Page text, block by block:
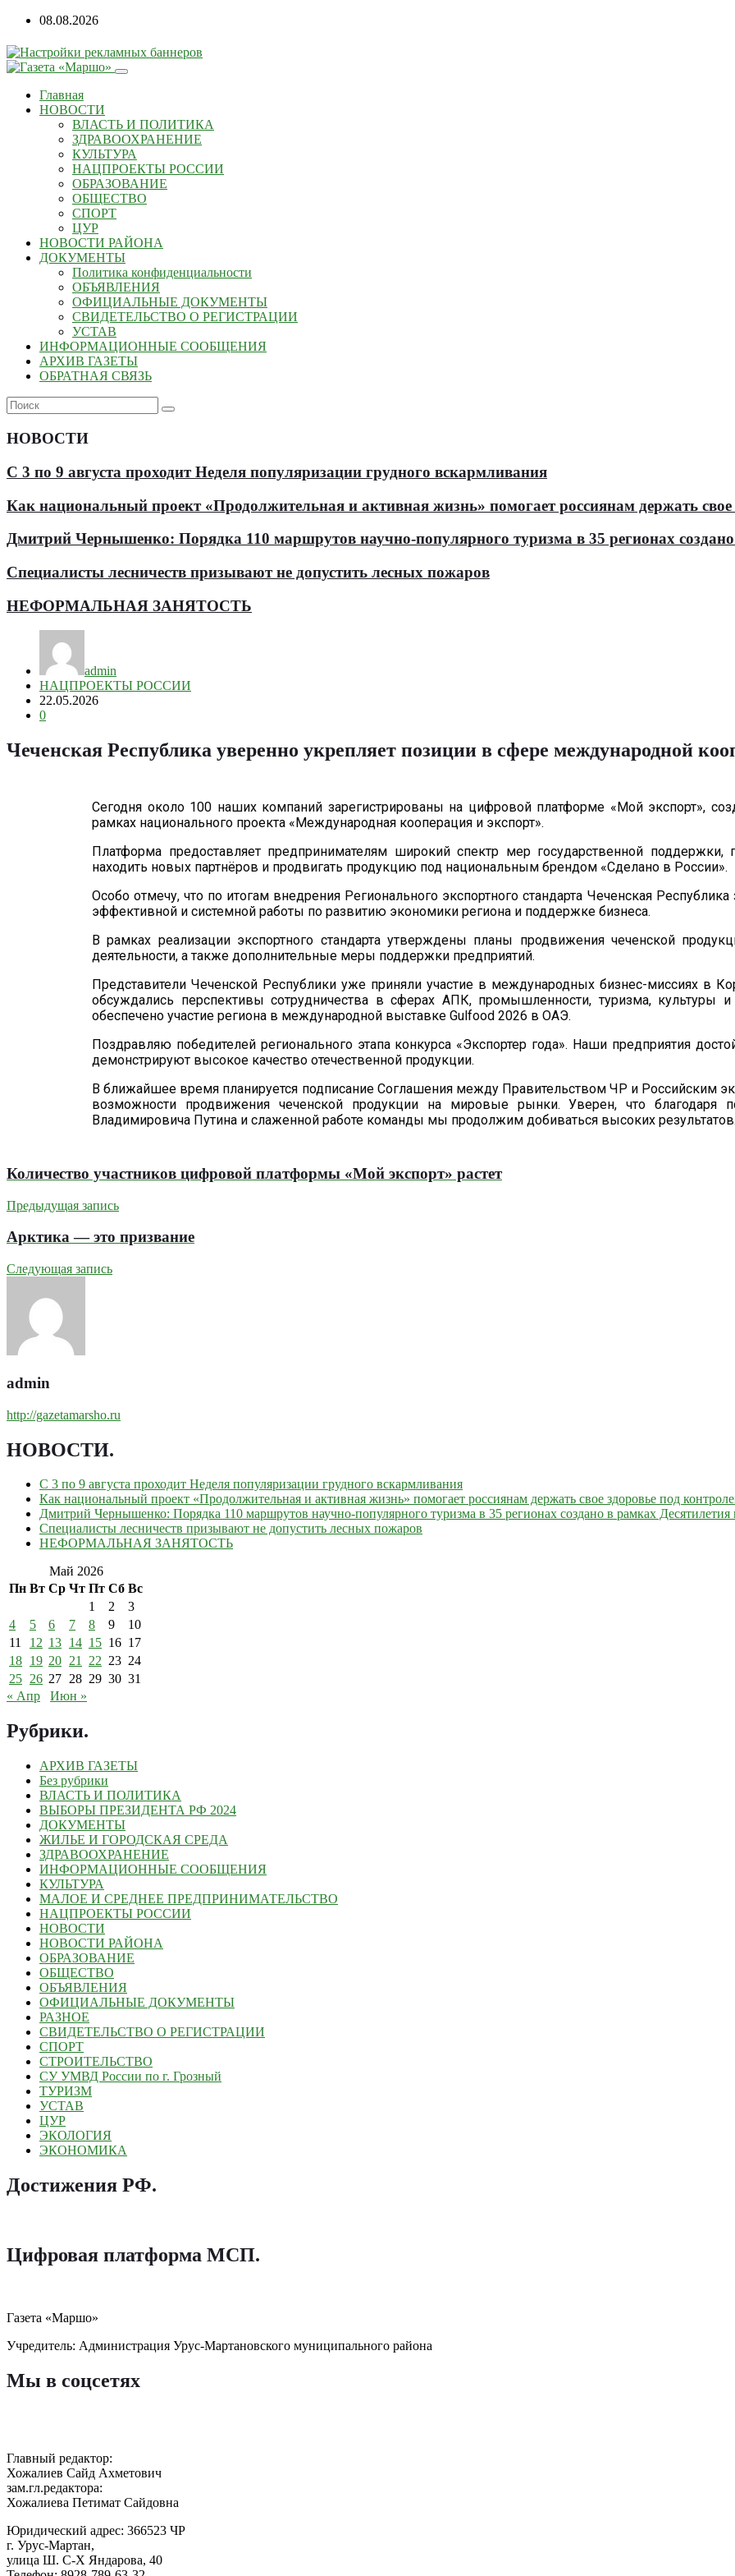
08.08.2026
Главная
НОВОСТИ
ВЛАСТЬ И ПОЛИТИКА
ЗДРАВООХРАНЕНИЕ
КУЛЬТУРА
НАЦПРОЕКТЫ РОССИИ
ОБРАЗОВАНИЕ
ОБЩЕСТВО
СПОРТ
ЦУР
НОВОСТИ РАЙОНА
ДОКУМЕНТЫ
Политика конфиденциальности
ОБЪЯВЛЕНИЯ
ОФИЦИАЛЬНЫЕ ДОКУМЕНТЫ
СВИДЕТЕЛЬСТВО О РЕГИСТРАЦИИ
УСТАВ
ИНФОРМАЦИОННЫЕ СООБЩЕНИЯ
АРХИВ ГАЗЕТЫ
ОБРАТНАЯ СВЯЗЬ
НОВОСТИ
С 3 по 9 августа проходит Неделя популяризации грудного вскармливания
Как национальный проект «Продолжительная и активная жизнь» помогает россиянам держать свое
Дмитрий Чернышенко: Порядка 110 маршрутов научно-популярного туризма в 35 регионах
Специалисты лесничеств призывают не допустить лесных пожаров
НЕФОРМАЛЬНАЯ ЗАНЯТОСТЬ
admin
НАЦПРОЕКТЫ РОССИИ
22.05.2026
0
Чеченская Республика уверенно укрепляет позиции в сфере международной
Сегодня около 100 наших компаний зарегистрированы на цифровой платформе «Мой экспорт»,
рамках национального проекта «Международная кооперация и экспорт».
Платформа предоставляет предпринимателям широкий спектр мер государственной
находить новых партнёров и продвигать продукцию под национальным брендом «Сделано в России».
Особо отмечу, что по итогам внедрения Регионального экспортного стандарта Чеченская
эффективной и системной работы по развитию экономики региона и поддержке бизнеса.
В рамках реализации экспортного стандарта утверждены планы продвижения чеченской
деятельности, а также дополнительные меры поддержки предприятий.
Представители Чеченской Республики уже приняли участие в международных бизнес-миссиях в
обсуждались перспективы сотрудничества в сферах АПК, промышленности, туризма, культуры
обеспечено участие региона в международной выставке Gulfood 2026 в ОАЭ.
Поздравляю победителей регионального этапа конкурса «Экспортер года». Наши предприятия
демонстрируют высокое качество отечественной продукции.
В ближайшее время планируется подписание Соглашения между Правительством ЧР и Российским
возможности продвижения чеченской продукции на мировые рынки. Уверен, что благодаря
Владимировича Путина и слаженной работе команды мы продолжим добиваться высоких результатов.
Количество участников цифровой платформы «Мой экспорт» растет
Предыдущая запись
Арктика — это призвание
Следующая запись
admin
http://gazetamarsho.ru
НОВОСТИ.
С 3 по 9 августа проходит Неделя популяризации грудного вскармливания
Как национальный проект «Продолжительная и активная жизнь» помогает россиянам держать свое здоровье под
Дмитрий Чернышенко: Порядка 110 маршрутов научно-популярного туризма в 35 регионах создано в рамках Десятилетия
Специалисты лесничеств призывают не допустить лесных пожаров
НЕФОРМАЛЬНАЯ ЗАНЯТОСТЬ
Май 2026
Пн Вт Ср Чт Пт Сб Вс
1
2
3
4
5 6 7 8 9
10
11
12 13 14 15 16 17
18 19 20 21 22 23 24
25 26 27 28 29 30 31
« Апр
Июн »
Рубрики.
АРХИВ ГАЗЕТЫ
Без рубрики
ВЛАСТЬ И ПОЛИТИКА
ВЫБОРЫ ПРЕЗИДЕНТА РФ 2024
ДОКУМЕНТЫ
ЖИЛЬЕ И ГОРОДСКАЯ СРЕДА
ЗДРАВООХРАНЕНИЕ
ИНФОРМАЦИОННЫЕ СООБЩЕНИЯ
КУЛЬТУРА
МАЛОЕ И СРЕДНЕЕ ПРЕДПРИНИМАТЕЛЬСТВО
НАЦПРОЕКТЫ РОССИИ
НОВОСТИ
НОВОСТИ РАЙОНА
ОБРАЗОВАНИЕ
ОБЩЕСТВО
ОБЪЯВЛЕНИЯ
ОФИЦИАЛЬНЫЕ ДОКУМЕНТЫ
РАЗНОЕ
СВИДЕТЕЛЬСТВО О РЕГИСТРАЦИИ
СПОРТ
СТРОИТЕЛЬСТВО
СУ УМВД России по г. Грозный
ТУРИЗМ
УСТАВ
ЦУР
ЭКОЛОГИЯ
ЭКОНОМИКА
Достижения РФ.
Цифровая платформа МСП.
Газета «Маршо»
Учредитель: Администрация Урус-Мартановского муниципального района
Мы в соцсетях
Главный редактор:
Хожалиев Сайд Ахметович
зам.гл.редактора:
Хожалиева Петимат Сайдовна
Юридический адрес: 366523 ЧР
г. Урус-Мартан,
улица Ш. С-Х Яндарова, 40